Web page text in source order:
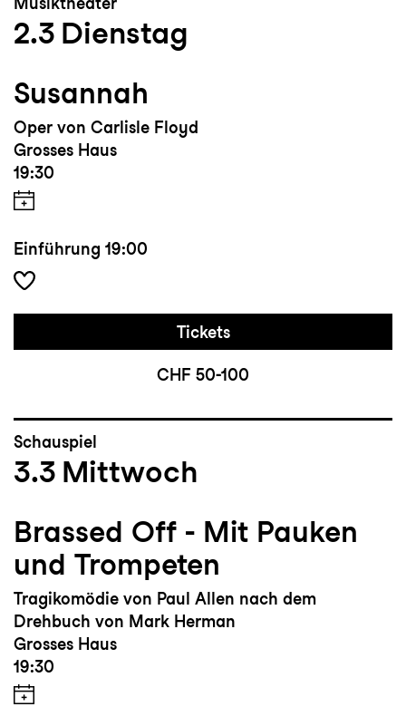
2.3 Dienstag
Susannah
Oper von Carlisle Floyd
Grosses Haus
19:30
Einführung 19:00
Tickets
CHF 50-100
Schauspiel
3.3 Mittwoch
Brassed Off - Mit Pauken
und Trompeten
Tragikomödie von Paul Allen nach dem
Drehbuch von Mark Herman
Grosses Haus
19:30